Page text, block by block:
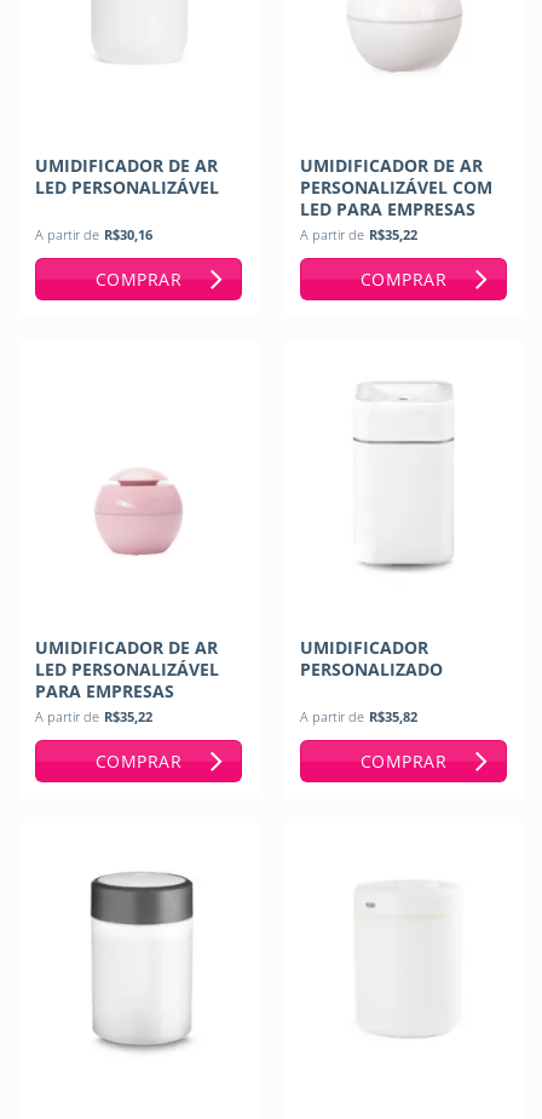
UMIDIFICADOR DE AR
LED PERSONALIZÁVEL
A partir de R$30,16
COMPRAR
UMIDIFICADOR DE AR
PERSONALIZÁVEL COM
LED PARA EMPRESAS
A partir de R$35,22
COMPRAR
UMIDIFICADOR DE AR
LED PERSONALIZÁVEL
PARA EMPRESAS
A partir de R$35,22
COMPRAR
UMIDIFICADOR
PERSONALIZADO
A partir de R$35,82
COMPRAR